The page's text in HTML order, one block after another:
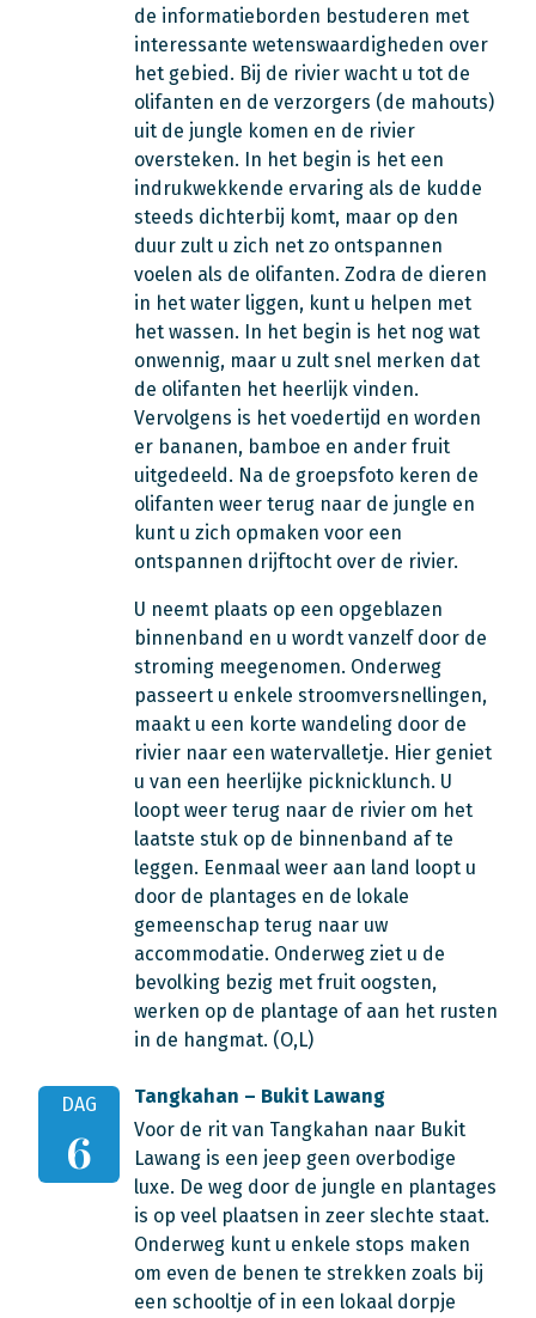
de informatieborden bestuderen met
interessante wetenswaardigheden over
het gebied. Bij de rivier wacht u tot de
olifanten en de verzorgers (de mahouts)
uit de jungle komen en de rivier
oversteken. In het begin is het een
indrukwekkende ervaring als de kudde
steeds dichterbij komt, maar op den
duur zult u zich net zo ontspannen
voelen als de olifanten. Zodra de dieren
in het water liggen, kunt u helpen met
het wassen. In het begin is het nog wat
onwennig, maar u zult snel merken dat
de olifanten het heerlijk vinden.
Vervolgens is het voedertijd en worden
er bananen, bamboe en ander fruit
uitgedeeld. Na de groepsfoto keren de
olifanten weer terug naar de jungle en
kunt u zich opmaken voor een
ontspannen drijftocht over de rivier.
U neemt plaats op een opgeblazen
binnenband en u wordt vanzelf door de
stroming meegenomen. Onderweg
passeert u enkele stroomversnellingen,
maakt u een korte wandeling door de
rivier naar een watervalletje. Hier geniet
u van een heerlijke picknicklunch. U
loopt weer terug naar de rivier om het
laatste stuk op de binnenband af te
leggen. Eenmaal weer aan land loopt u
door de plantages en de lokale
gemeenschap terug naar uw
accommodatie. Onderweg ziet u de
bevolking bezig met fruit oogsten,
werken op de plantage of aan het rusten
in de hangmat. (O,L)
DAG
6
Tangkahan – Bukit Lawang
Voor de rit van Tangkahan naar Bukit
Lawang is een jeep geen overbodige
luxe. De weg door de jungle en plantages
is op veel plaatsen in zeer slechte staat.
Onderweg kunt u enkele stops maken
om even de benen te strekken zoals bij
een schooltje of in een lokaal dorpje